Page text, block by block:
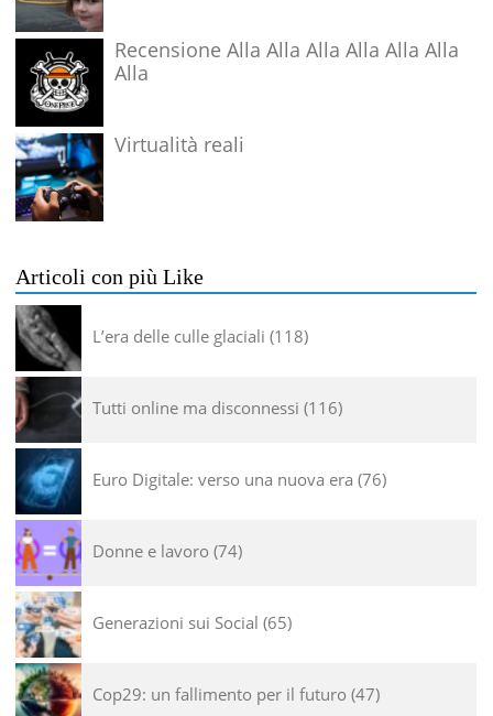
Recensione Alla Alla Alla Alla Alla Alla
Alla
Virtualità reali
Articoli con più Like
L’era delle culle glaciali 118
Tutti online ma disconnessi 116
Euro Digitale: verso una nuova era 76
Donne e lavoro 74
Generazioni sui Social 65
Cop29: un fallimento per il futuro 47